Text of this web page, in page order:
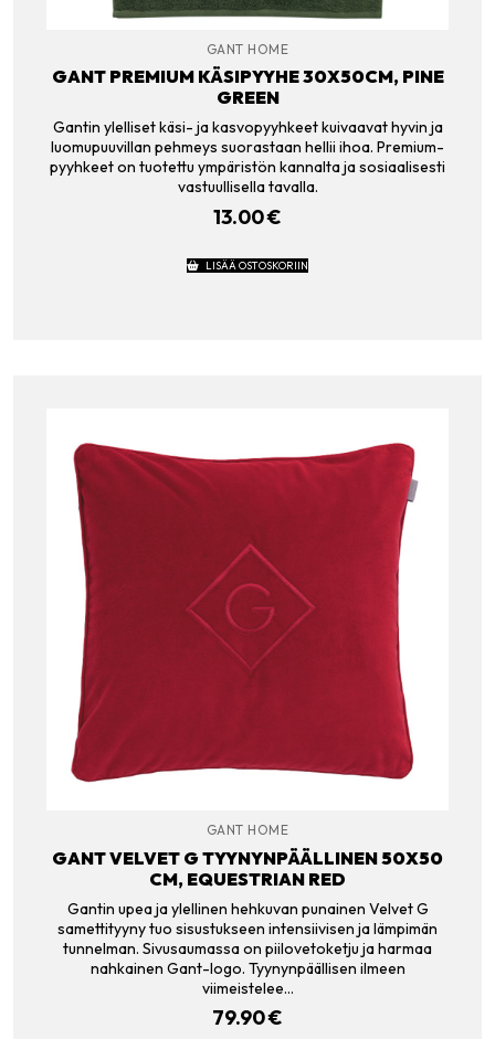
GANT HOME
GANT PREMIUM KÄSIPYYHE 30X50CM, PINE
GREEN
Gantin ylelliset käsi- ja kasvopyyhkeet kuivaavat hyvin ja
luomupuuvillan pehmeys suorastaan hellii ihoa. Premium-
pyyhkeet on tuotettu ympäristön kannalta ja sosiaalisesti
vastuullisella tavalla.
13.00€
LISÄÄ OSTOSKORIIN
GANT HOME
GANT VELVET G TYYNYNPÄÄLLINEN 50X50
CM, EQUESTRIAN RED
Gantin upea ja ylellinen hehkuvan punainen Velvet G
samettityyny tuo sisustukseen intensiivisen ja lämpimän
tunnelman. Sivusaumassa on piilovetoketju ja harmaa
nahkainen Gant-logo. Tyynynpäällisen ilmeen
viimeistelee…
79.90€